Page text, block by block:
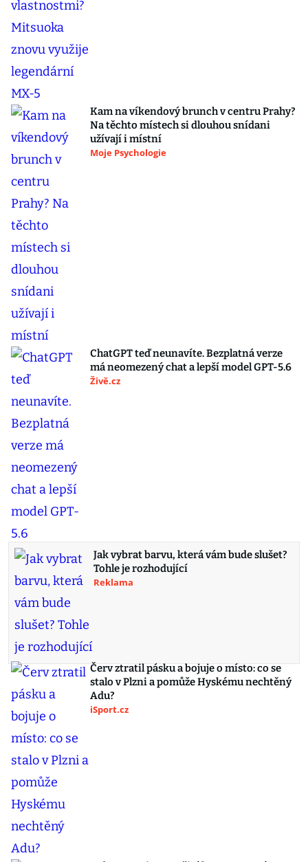
Kam na víkendový brunch v centru Prahy?
Na těchto místech si dlouhou snídani
užívají i místní
Moje Psychologie
ChatGPT teď neunavíte. Bezplatná verze
má neomezený chat a lepší model GPT-5.6
Živě.cz
Jak vybrat barvu, která vám bude slušet?
Tohle je rozhodující
Reklama
Červ ztratil pásku a bojuje o místo: co se
stalo v Plzni a pomůže Hyskému nechtěný
Adu?
iSport.cz